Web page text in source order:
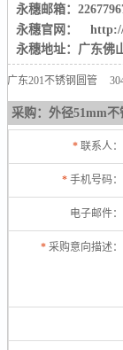
永穗邮箱：
永穗官网： http://
永穗地址：广东佛
广东201不锈钢圆管
采购：外径51mm不
* 联系人：
* 手机号码：
电子邮件：
* 采购意向描述：